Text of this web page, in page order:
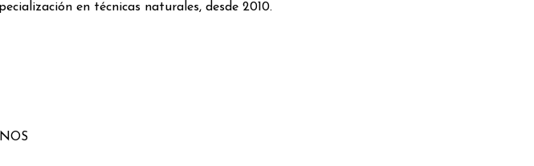
en técnicas naturales, desde 2010.